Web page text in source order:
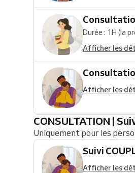
Durée : 1H (la
Afficher les
Afficher les
CONSULTATION |
Uniquement pour les
Suivi
Afficher les